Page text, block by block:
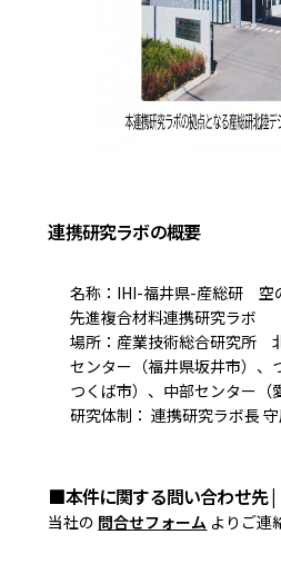
連携研究ラボの概要
名称：IHI-福井県-産総研 空
先進複合材料連携研究ラボ
場所：産業技術総合研究所
センター（福井県坂井市）、
つくば市）、中部センター（
研究体制： 連携研究ラボ長 守
■本件に関する問い合わせ先 |
当社の 問合せフォーム よりご連